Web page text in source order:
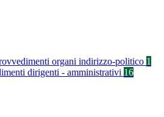
organi indirizzo-politico 1
dirigenti - amministrativi 16